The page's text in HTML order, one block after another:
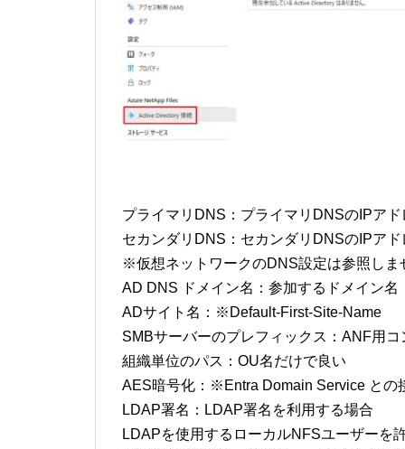
プライマリDNS：プライマリDNSのIPアド
セカンダリDNS：セカンダリDNSのIPアド
※仮想ネットワークのDNS設定は参照しま
AD DNS ドメイン名：参加するドメイン名
ADサイト名：※Default-First-Site-Name
SMBサーバーのプレフィックス：ANF用
組織単位のパス：OU名だけで良い
AES暗号化：※Entra Domain Service との
LDAP署名：LDAP署名を利用する場合
LDAPを使用するローカルNFSユーザーを